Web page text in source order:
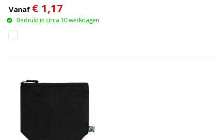
Vanaf € 1,17
Bedrukt in circa 10 werkdagen